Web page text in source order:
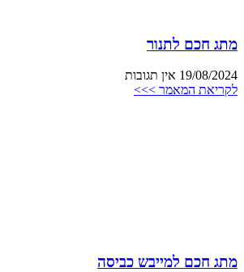
מתג חכם לתנור
19/08/2024 אין תגובות
לקריאת המאמר >>>
מתג חכם למייבש כביסה